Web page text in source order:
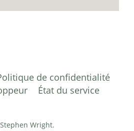
de confidentialité
État du service
Stephen Wright.